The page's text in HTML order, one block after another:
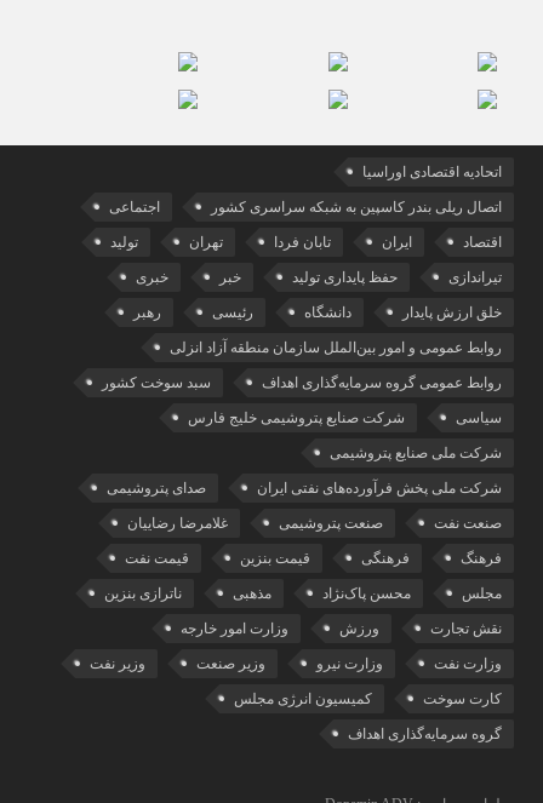
اتحادیه اقتصادی اوراسیا
اتصال ریلی بندر کاسپین به شبکه سراسری کشور اجتماعی
اقتصاد ایران تابان فردا تهران تولید
تیراندازی حفظ پایداری تولید خبر خبری
خلق ارزش پایدار دانشگاه رئیسی رهبر
روابط عمومی و امور بین‌الملل سازمان منطقه آزاد انزلی
روابط عمومی گروه سرمایه‌گذاری اهداف سبد سوخت کشور
سیاسی شرکت صنایع پتروشیمی خلیج فارس
شرکت ملی صنایع پتروشیمی
شرکت ملی پخش فرآورده‌های نفتی ایران صدای پتروشیمی
صنعت نفت صنعت پتروشیمی غلامرضا رضاییان
فرهنگ فرهنگی قیمت بنزین قیمت نفت
مجلس محسن پاک‌نژاد مذهبی ناترازی بنزین
نقش تجارت ورزش وزارت امور خارجه
وزارت نفت وزارت نیرو وزیر صنعت وزیر نفت
کارت سوخت کمیسیون انرژی مجلس
گروه سرمایه‌‌گذاری اهداف